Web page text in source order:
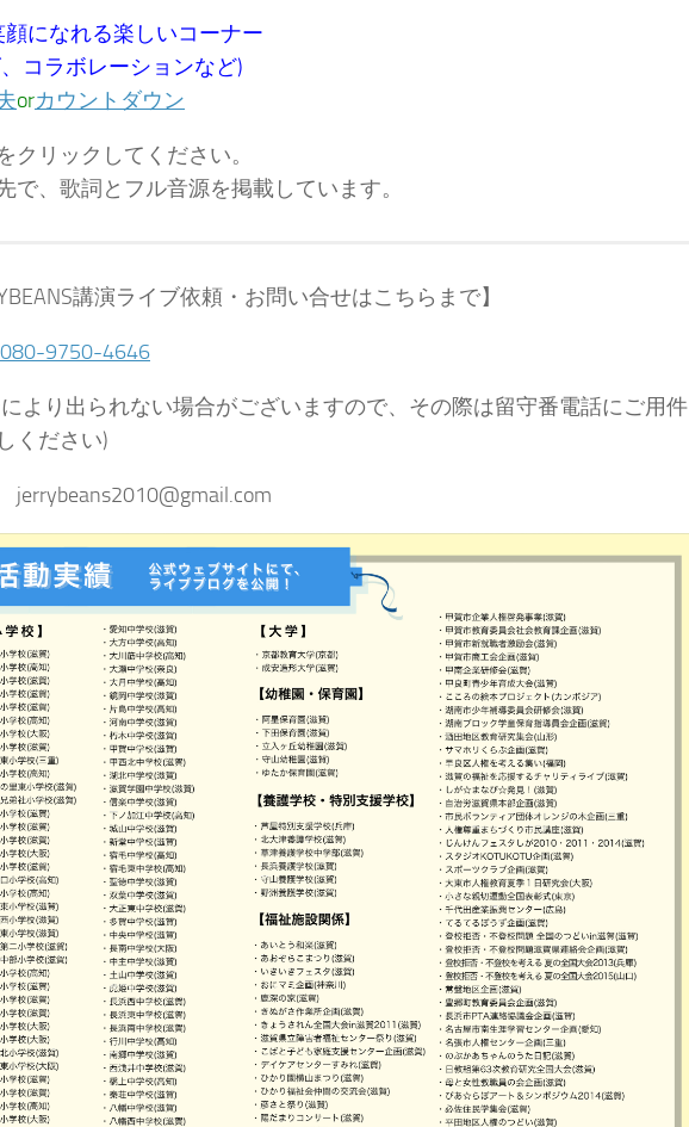
顔になれる楽しいコーナー
コラボレーションなど)
orカウントダウン
クリックしてください。
で、歌詞とフル音源を掲載しています。
講演ライブ依頼・お問い合せはこちらまで】
080-9750-4646
より出られない場合がございますので、その際は留守番電話にご用件
ください)
jerrybeans2010@gmail.com